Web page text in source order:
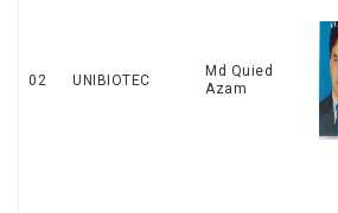
02 UNIBIOTEC
Md Quied
Azam